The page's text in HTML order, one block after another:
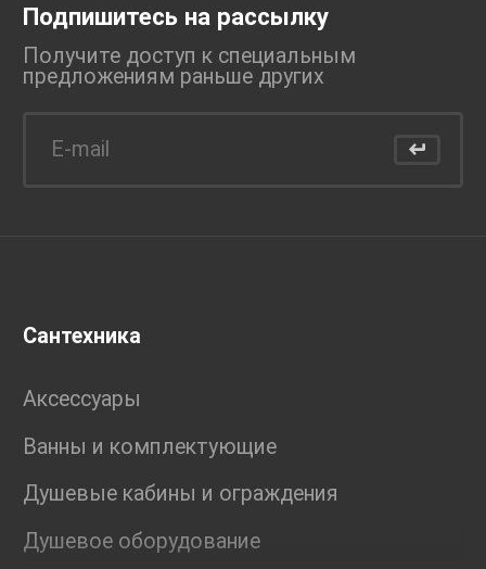
Подпишитесь на рассылку
Получите доступ к специальным
предложениям раньше других
Сантехника
Аксессуары
Ванны и комплектующие
Душевые кабины и ограждения
Душевое оборудование